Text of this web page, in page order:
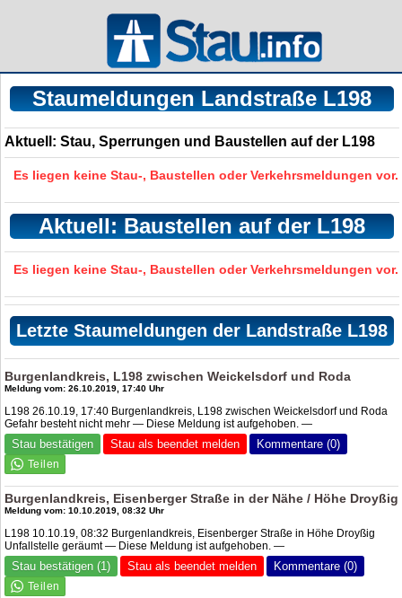
Staumeldungen Landstraße L198
Aktuell: Stau, Sperrungen und Baustellen auf der L198
Es liegen keine Stau-, Baustellen oder Verkehrsmeldungen vor.
Aktuell: Baustellen auf der L198
Es liegen keine Stau-, Baustellen oder Verkehrsmeldungen vor.
Letzte Staumeldungen der Landstraße L198
Burgenlandkreis, L198 zwischen Weickelsdorf und Roda
Meldung vom: 26.10.2019, 17:40 Uhr
L198 26.10.19, 17:40 Burgenlandkreis, L198 zwischen Weickelsdorf und Roda
Gefahr besteht nicht mehr — Diese Meldung ist aufgehoben. —
Stau bestätigen Stau als beendet melden Kommentare (0)
Burgenlandkreis, Eisenberger Straße in der Nähe / Höhe Droyßig
Meldung vom: 10.10.2019, 08:32 Uhr
L198 10.10.19, 08:32 Burgenlandkreis, Eisenberger Straße in Höhe Droyßig
Unfallstelle geräumt — Diese Meldung ist aufgehoben. —
Stau bestätigen (1) Stau als beendet melden Kommentare (0)